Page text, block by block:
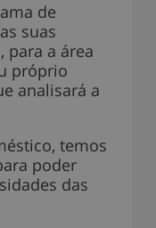
de
suas
para a área
próprio
analisará a
temos
poder
das